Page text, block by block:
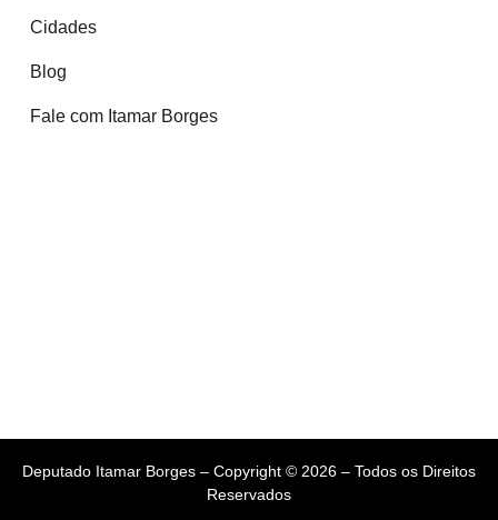
Cidades
Blog
Fale com Itamar Borges
Deputado Itamar Borges – Copyright © 2026 – Todos os Direitos
Reservados